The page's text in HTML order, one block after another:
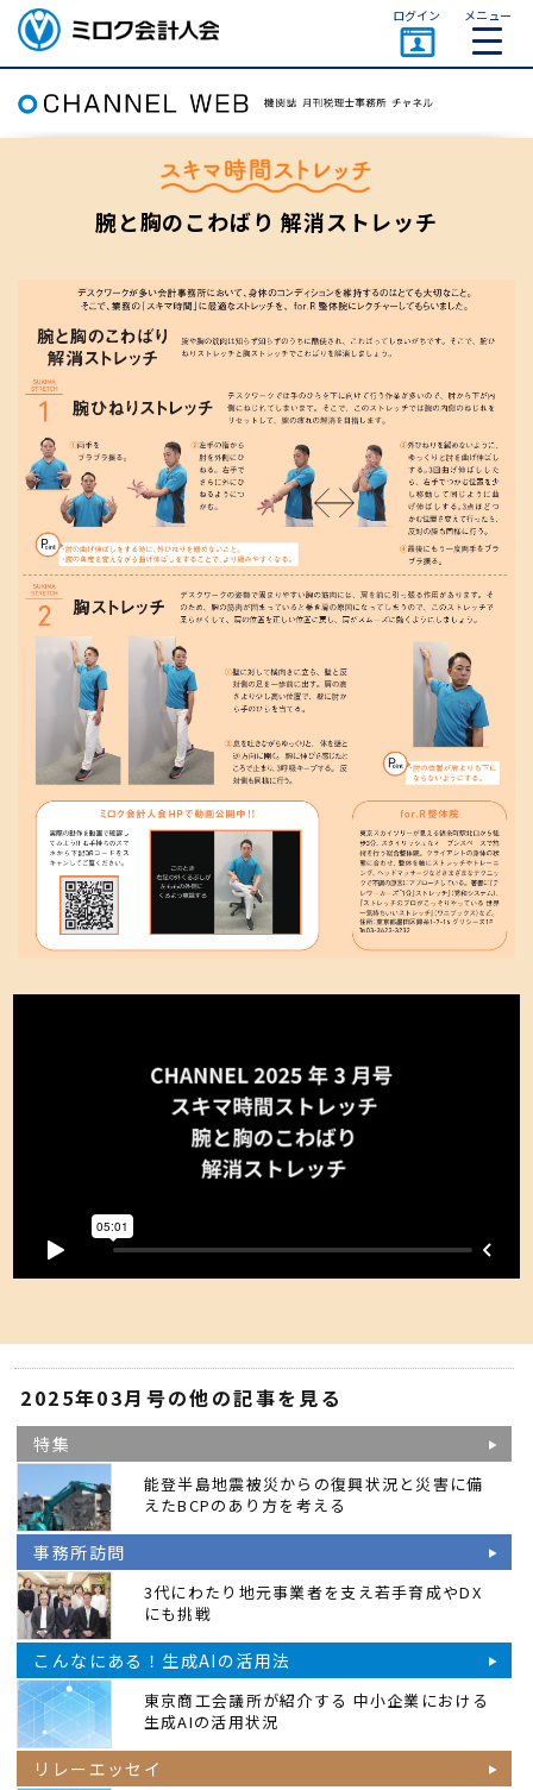
ミロク会計人会 MIROKU
ACCOUNTING PERSON
ASSOCIATION
ログイン メニュー
腕と胸のこわばり 解消ストレッチ
2025年03月号の他の記事を見る
特集
能登半島地震被災からの復興状況と災害に備
えたBCPのあり方を考える
事務所訪問
3代にわたり地元事業者を支え若手育成やDX
にも挑戦
こんなにある！生成AIの活用法
東京商工会議所が紹介する 中小企業における
生成AIの活用状況
リレーエッセイ